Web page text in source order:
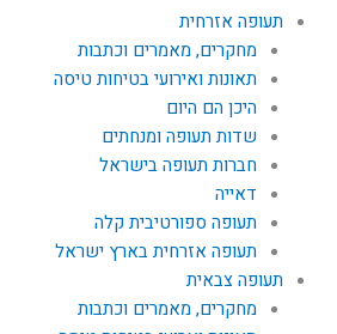
תעופה אזרחית
מחקרים, מאמרים וכתבות
תאונות ואירועי בטיחות טיסה
היכן הם היום
שדות תעופה ומנחתים
חברות תעופה בישראל
דאייה
תעופה ספורטיבית קלה
תעופה אזרחית בארץ ישראל
תעופה צבאית
מחקרים, מאמרים וכתבות